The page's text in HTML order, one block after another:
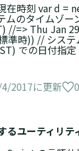
在時刻 var d =
のタイムゾー
//=> Thu Jan
準時)) // システ
での日付指
2017に更新 0
ユーティリテ